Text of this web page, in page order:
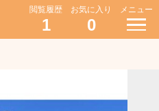
閲覧履歴
1
お気に入り
0
メニュー